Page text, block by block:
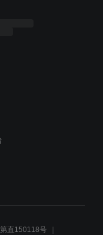
直150118号